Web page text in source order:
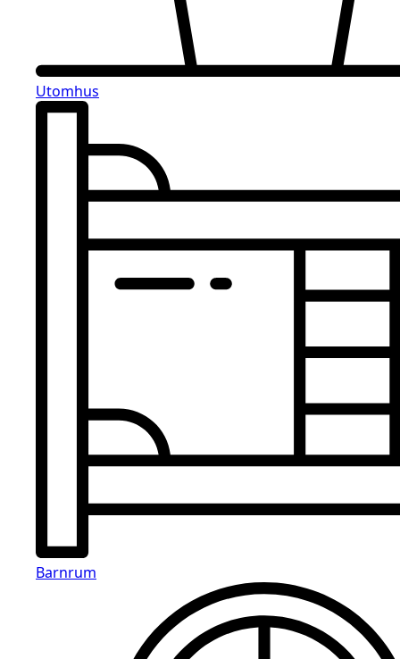
Utomhus
Barnrum